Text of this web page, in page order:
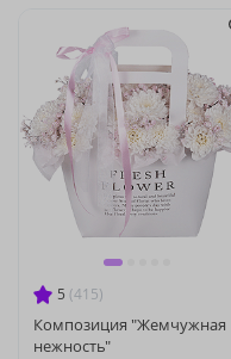
5 (415)
Композиция "Жемчужная
нежность"